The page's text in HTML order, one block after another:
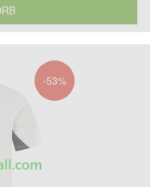
-53%